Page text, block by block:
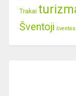
Trakai
Šventoji šventės